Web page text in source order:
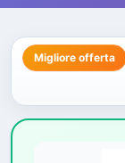
Migliore offerta